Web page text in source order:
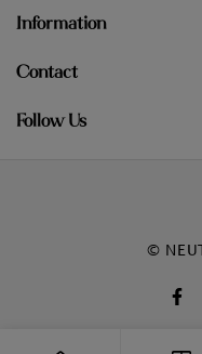
Information
Contact
Follow Us
©